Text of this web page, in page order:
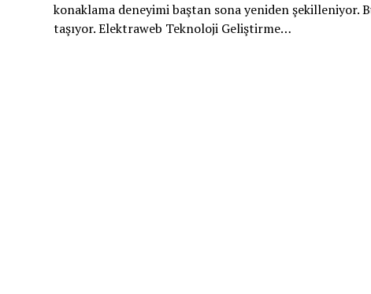
konaklama deneyimi baştan sona yeniden şekilleniyor.
taşıyor. Elektraweb Teknoloji Geliştirme…